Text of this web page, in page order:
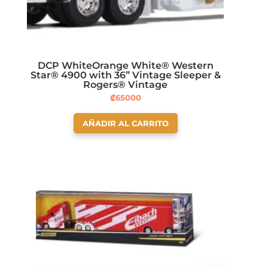
DCP WhiteOrange White® Western
Star® 4900 with 36” Vintage Sleeper &
Rogers® Vintage
₡65000
AÑADIR AL CARRITO